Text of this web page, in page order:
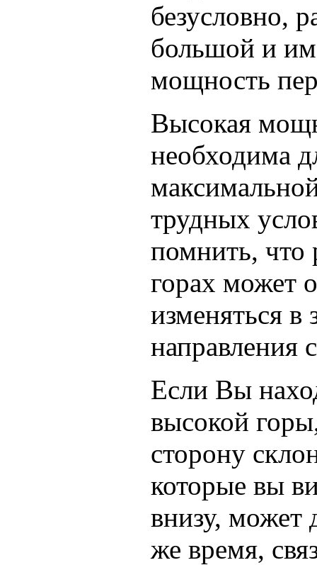
безусловно,
большой и
мощность
Высокая
необходима
трудных
помнить, что
горах может
изменяться в
направления
Если Вы
высокой
сторону
которые вы
внизу, может
же время,